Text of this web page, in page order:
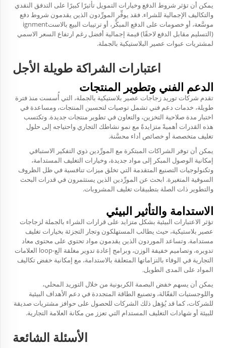
يمكن أن تؤثر شروط الدفع وخيارات التمويل تأثيرًا كبيرًا على التدفق النقدي
والتكاليف الإجمالية للشراء. فقد يوفِّر المورِّدون الذين يقدمون شروط دفع
موسَّعة، أو خصومات على الدفع المبكِّر، أو ترتيبات البيع بالاستignment
(التسليم مقابل الدفع لاحقًا) قيمة إجمالية أفضل رغم ارتفاع السعر الاسمي
لمشتريات عبوات عصير البلاستيكية بالجملة.
اعتبارات الشراكة طويلة الأجل
الدعم الفني وتطوير المنتجات
تقدم شركات توريد زجاجات عصير بلاستيكية بالجملة، التي أُسست منذ فترة
طويلة، خدمات دعم فني تشمل توصيات لتحسين المنتجات، ومساعدة في
اختبار مدة صلاحية التخزين، والتعاون في تطوير منتجات جديدة. وتكتسب
هذه القدرات أهميةً متزايدةً مع نمو نشاطك التجاري واحتياجه إلى حلول
تغليف متخصصة أو خصائص أداء محسَّنة.
يمكن أن توفر الشراكات المبتكرة مع المورِّدين ذوي التفكير الاستباقي
إمكانية الوصول المبكر إلى مواد جديدة، وخيارات التغليف المستدامة،
وتكنولوجيات التصنيع المتقدمة التي تخلق ميزات تنافسية في ظل الظروف
السوقية المتغيرة. ابحث عن المورِّدين الذين يستثمرون في قدرات البحث
والتطوير ذات الصلة بتطبيقات تغليف المشروبات.
الاستدامة والتأثير البيئي
تؤثر الاعتبارات البيئية بشكل متزايد على قرارات الشراء بالجملة لزجاجات
عصير بلاستيكية، حيث يطالب المستهلكون وتجار التجزئة بخيارات تغليف
مستدامة. وتساعد الموردون الذين يقدمون مواد تحتوي على محتوى معاد
تدويره، وتصاميم خفيفة الوزن، وبرامج إعادة تدوير مغلقة الع-loop العلامات
التجارية في الوفاء بالتزاماتها المتعلقة بالاستدامة، مع إمكانية خفض تكاليف
المواد على المدى الطويل.
يمكن أن يسهم خفض البصمة الكربونية من خلال التوريد المحلي،
واللوجستيات الفعّالة، وتصنيع الطاقة المتجددة في دعم الأهداف البيئية
للشركات، كما قد يُؤهل ذلك الشركات للحصول على حوافز مشتريات صديقة
للبيئة أو شهادات التغليف المستدام التي تعزز من مكانة العلامة التجارية.
الأسئلة الشائعة